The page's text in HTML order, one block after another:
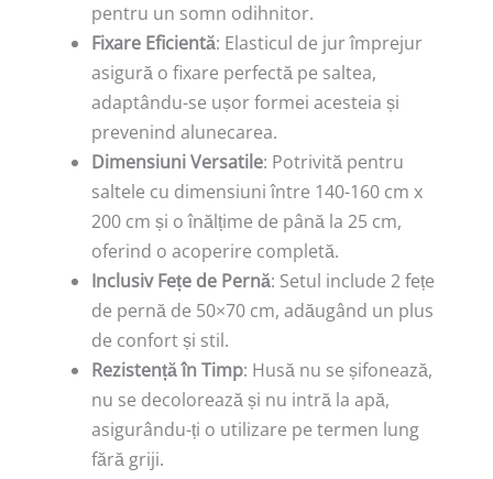
pentru un somn odihnitor.
Fixare Eficientă: Elasticul de jur împrejur
asigură o fixare perfectă pe saltea,
adaptându-se ușor formei acesteia și
prevenind alunecarea.
Dimensiuni Versatile: Potrivită pentru
saltele cu dimensiuni între 140-160 cm x
200 cm și o înălțime de până la 25 cm,
oferind o acoperire completă.
Inclusiv Fețe de Pernă: Setul include 2 fețe
de pernă de 50×70 cm, adăugând un plus
de confort și stil.
Rezistență în Timp: Husă nu se șifonează,
nu se decolorează și nu intră la apă,
asigurându-ți o utilizare pe termen lung
fără griji.